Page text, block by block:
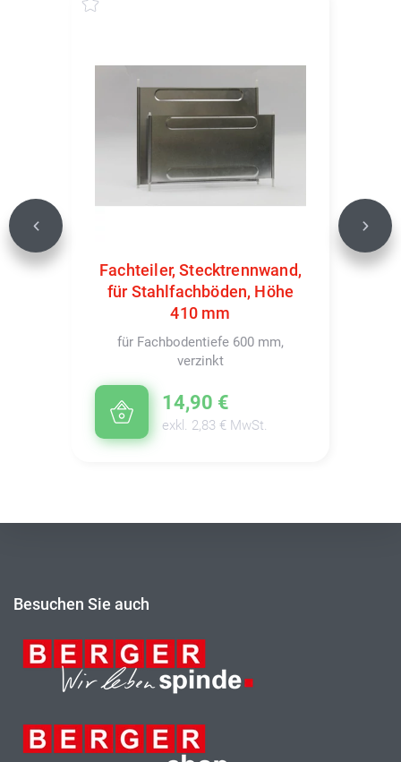
Fachteiler, Stecktrennwand,
für Stahlfachböden, Höhe
410 mm
für Fachbodentiefe 600 mm,
verzinkt
14,90 €
exkl. 2,83 € MwSt.
Previous Next
Besuchen Sie auch